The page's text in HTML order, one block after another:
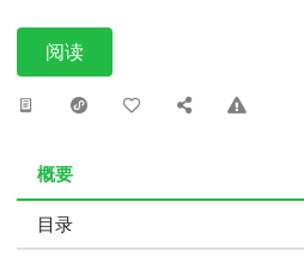
阅读
概要
目录